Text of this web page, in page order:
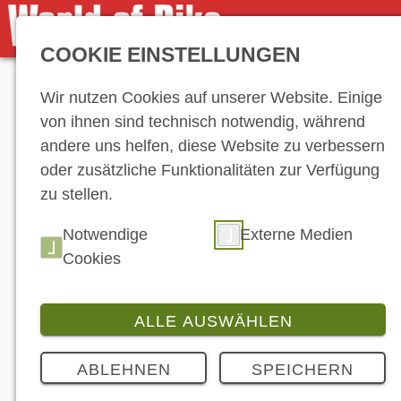
Hersteller-
COOKIE EINSTELLUNGEN
Wir nutzen Cookies auf unserer Website. Einige
von ihnen sind technisch notwendig, während
andere uns helfen, diese Website zu verbessern
oder zusätzliche Funktionalitäten zur Verfügung
zu stellen.
Notwendige
Cookies
Externe Medien
ALLE AUSWÄHLEN
ABLEHNEN SPEICHERN